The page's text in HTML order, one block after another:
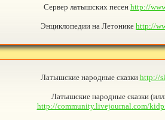
Сервер латышских песен http://
Энциклопедии на Летонике http://
Латышские народные сказки http://
Латышские народные сказки
http://community.livejournal.com/